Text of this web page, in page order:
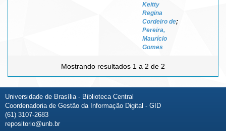
Keitty
Regina
Cordeiro de;
Pereira,
Maurício
Gomes
Mostrando resultados 1 a 2 de 2
Universidade de Brasília - Biblioteca Central
Coordenadoria de Gestão da Informação Digital - GID
(61) 3107-2683
repositorio@unb.br